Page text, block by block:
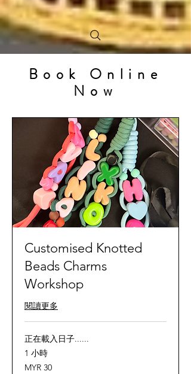
Book Online
Now
Customised Knotted
Beads Charms
Workshop
閱讀更多
正在載入日子......
1 小時
30
马
MYR 30